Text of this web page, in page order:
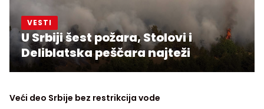
VESTI
U Srbiji šest požara, Stolovi i
Deliblatska peščara najteži
Veći deo Srbije bez restrikcija vode